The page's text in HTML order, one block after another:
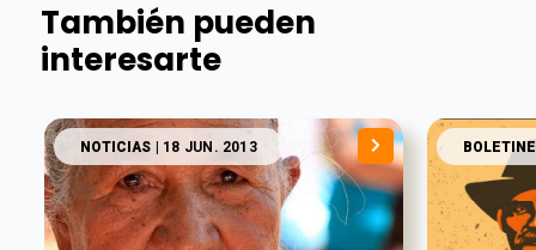
También pueden
interesarte
NOTICIAS | 18 JUN. 2013